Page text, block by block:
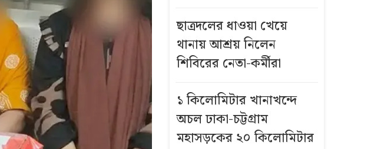
ছাত্রদলের ধাওয়া খেয়ে
থানায় আশ্রয় নিলেন
শিবিরের নেতা-কর্মীরা
১ কিলোমিটার খানাখন্দে
অচল ঢাকা-চট্টগ্রাম
মহাসড়কের ২০ কিলোমিটার